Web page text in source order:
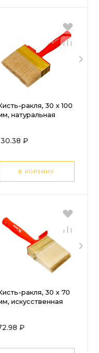
ракля, 30 х 100
натуральная
₽
В КОРЗИНУ
ракля, 30 х 70
искусственная
₽